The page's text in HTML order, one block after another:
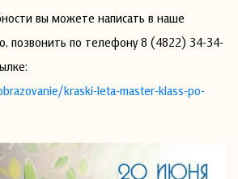
вы можете написать в наше
позвонить по телефону 8 (4822) 34-34-
kraski-leta-master-klass-po-